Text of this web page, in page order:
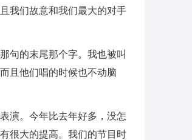
我们故意和我们最大的对手
句的末尾那个字。我也被叫
且他们唱的时候也不动脑
演。今年比去年好多，没怎
很大的提高。我们的节目时